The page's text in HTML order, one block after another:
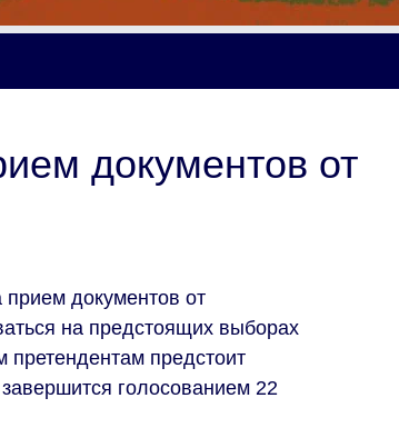
документов от
документов от
на предстоящих выборах
предстоит
голосованием 22